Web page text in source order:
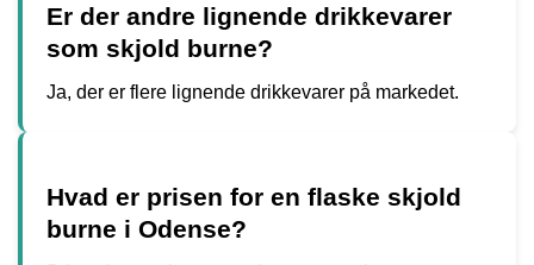
Er der andre lignende drikkevarer
som skjold burne?
Ja, der er flere lignende drikkevarer på markedet.
Hvad er prisen for en flaske skjold
burne i Odense?